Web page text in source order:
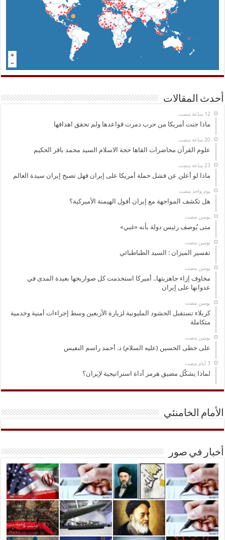
أحدث المقالات
ماذا جنت أمريكا من حرب دمرت قواعدها ولم تحقق اهدافها
علوم القرآن محاضرات القاها حجة الاسلام السيد محمد باقر الحكيم
ماذا لو أعلن عن فشل حملة أمريكا على إيران فهل تصبح إيران سيدة العالم
‏يوم واحد مضت
هل تكشف المواجهة مع إيران أفول الهيمنة الأميركية؟
‏يومين مضت
متى يُوصف رئيس دولة بأنه «غبي»
‏يومين مضت
تفسير الميزان : السيد الطباطبائي
‏يومين مضت
مخاوف إزاء جاهزيتها.. أميركا استخدمت كل صواريخها بعيدة المدى في
عدوانها على إيران
‏يومين مضت
كربلاء تستقبل الحشود المليونية لزيارة الأربعين وسط إجراءات أمنية وخدمية
متكاملة
‏يومين مضت
على خطى الحسين (عليه السلام) د. أحمد راسم النفيس
لماذا يشكّل مضيق هرمز أداة استراتيجية لإيران؟
الأمام الخامنئي
أخبار في صور